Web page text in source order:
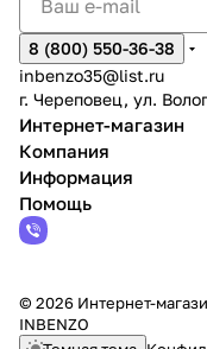
8 (800) 550-36-38
inbenzo35@list.ru
г. Череповец, ул.
Интернет-магазин
Компания
Информация
Помощь
© 2026 Интернет-
INBENZO